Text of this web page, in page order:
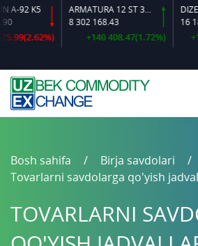
92 K5
ARMATURA 12 ST 35 GS O‘LCHAMLI
8 302 168.43
+140 408.47(1.72%)
DIZEL
16 185
+1
Bosh sahifa
Birja savdolari
Tovarlarni savdolarga qo'yish
TOVARLARNI